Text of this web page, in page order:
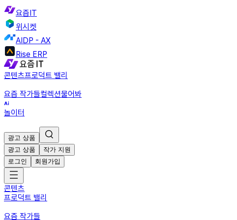
요즘IT
위시켓
AIDP - AX
Rise ERP
콘텐츠프로덕트 밸리
요즘 작가들컬렉션물어봐
놀이터
광고 상품
광고 상품
작가 지원
로그인
회원가입
콘텐츠
프로덕트 밸리
요즘 작가들